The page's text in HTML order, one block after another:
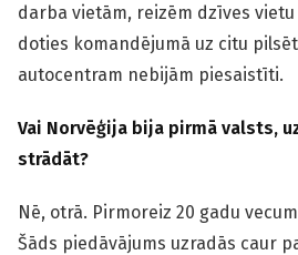
darba vietām, reizēm dzīves
doties komandējumā uz citu
autocentram nebijām piesaistīti.
Vai Norvēģija bija pirmā valsts,
strādāt?
Nē, otrā. Pirmoreiz 20 gadu
Šāds piedāvājums uzradās caur